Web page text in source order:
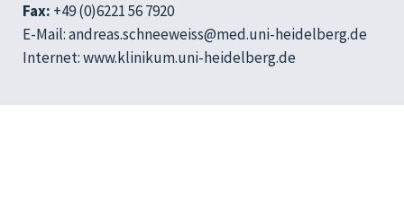
Fax: +49 (0)6221 56 7920
E-Mail: andreas.schneeweiss@med.uni-heidelberg.de
Internet: www.klinikum.uni-heidelberg.de